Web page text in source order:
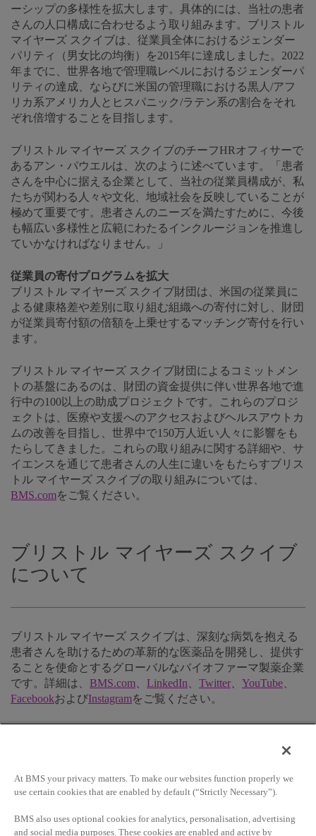
ーシップの多様性を拡大します。具体的には、当社の患者
さんの人口構成に合わせるよう取り組みます。ブリストル
マイヤーズ スクイブは、従業員全体におけるジェンダー
パリティ（男女比の均衡）を2015年に達成しました。2022
年までに、世界各地で管理職レベルにおけるジェンダーパ
リティの達成、ならびに米国の管理職における黒人/アフ
リカ系アメリカ人とヒスパニック/ラテン系の割合をそれ
ぞれ倍増することを目指します。
ブリストル マイヤーズ スクイブのチーフHRオフィサーで
あるアン・パウエルは、次のように述べています。「患者
さんを中心に据える企業として、当社の従業員構成が、私
たちが関わる人々や文化、地域社会を反映していることが
極めて重要です。患者さんのニーズを満たすために、今後
も幅広い多様性と広範にわたるインクルージョンを推進し
ていかなければなりません。」
従業員の寄付プログラムを拡大
ブリストル マイヤーズ スクイブ財団は、米国の従業員に
よる健康格差や差別に取り組む組織への寄付に対し、財団
が従業員寄付額の倍額を上乗せするマッチング寄付を行い
ます。
ブリストル マイヤーズ スクイブ財団によるコミットメン
トの基盤にあるのは、財団の資金提供に伴い世界各地で進
行中の100以上の助成プロジェクトです。これらのプロジ
ェクトは、医療や支援へのアクセスおよびヘルスアウトカ
ムの改善を目指し、世界中で150万人近い人々に影響をも
たらしてきました。これらの取り組みに関する詳細や、サ
イエンスを通じて患者さんの人生に違いをもたらすブリス
トル マイヤーズ スクイブの取り組みについては、
BMS.comをご覧ください。
ブリストル マイヤーズ スクイブ
について
ブリストル マイヤーズ スクイブは、深刻な病気を抱える
患者さんを助けるための革新的な医薬品を開発し、提供す
ることを使命とするグローバルなバイオファーマ製薬企業
です。詳細は、 BMS.com LinkedIn Twitter YouTube
FacebookおよびInstagramをご覧ください。
ブリストル マイヤーズ スクイブ
財団について
At BMS your privacy matters. To make our websites function properly we
use certain cookies that are enabled by default (“Strictly Necessary”).
BMS also uses optional cookies for analytics, personalisation, advertising
and social media purposes. These cookies are enabled and active by